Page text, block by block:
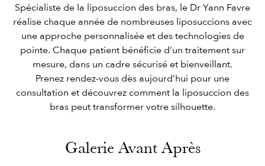
Spécialiste de la liposuccion des bras, le Dr Yann Favre
réalise chaque année de nombreuses liposuccions avec
une approche personnalisée et des technologies de
pointe. Chaque patient bénéficie d’un traitement sur
mesure, dans un cadre sécurisé et bienveillant.
Prenez rendez-vous dès aujourd’hui pour une
consultation et découvrez comment la liposuccion des
bras peut transformer votre silhouette.
Galerie Avant Après